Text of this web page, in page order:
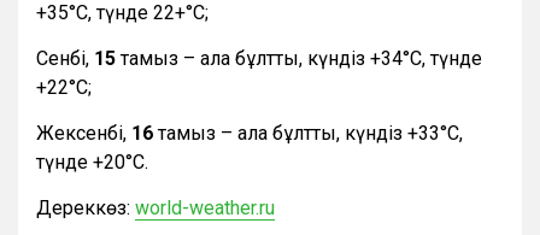
+35°С, түнде 22+°С;
Сенбі, 15тамыз – ала бұлтты, күндіз +34°С, түнде
+22°С;
Жексенбі, 16тамыз – ала бұлтты, күндіз +33°С,
түнде +20°С.
Дереккөз: world-weather.ru